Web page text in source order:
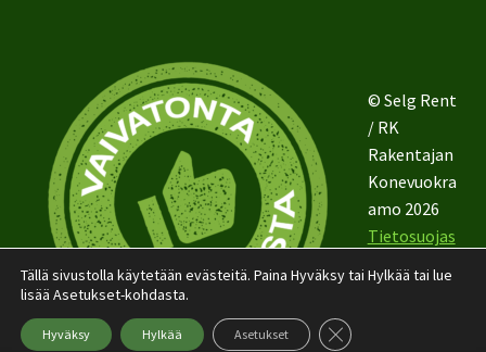
© Selg Rent
/ RK
Rakentajan
Konevuokra
amo 2026
Tietosuojas
Tällä sivustolla käytetään evästeitä. Paina Hyväksy tai Hylkää tai lue
lisää Asetukset-kohdasta.
Hyväksy Hylkää Asetukset Sulje evästebanneri